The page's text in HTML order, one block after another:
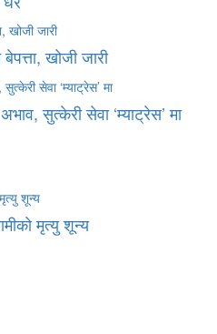
खोजी जारी
सुत्केरी सेवा ‘म्याट्रेस’ मा
मृत्यु शून्य